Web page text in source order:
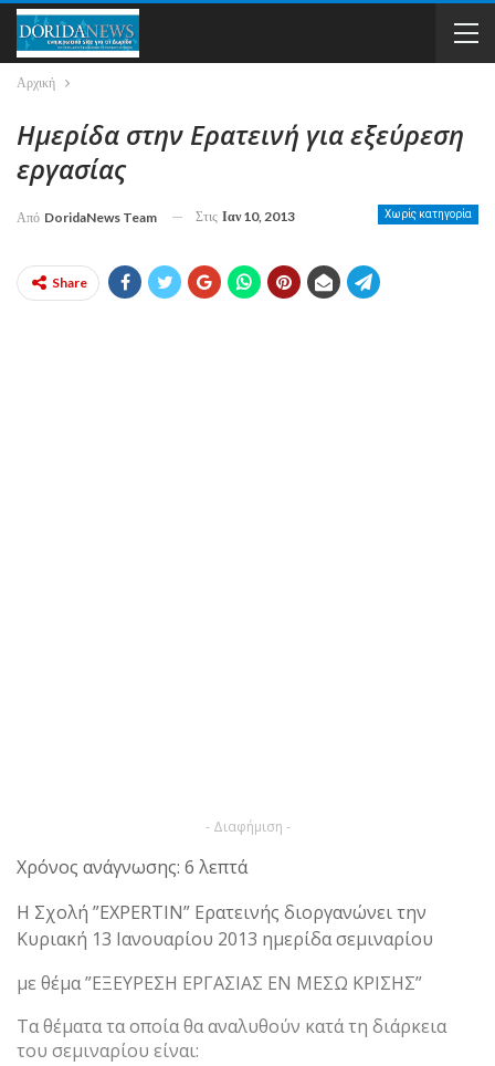
Αρχική
Ημερίδα στην Ερατεινή για εξεύρεση
εργασίας
Χωρίς κατηγορία
Από DoridaNews Team Στις Ιαν 10, 2013
Share
- Διαφήμιση -
Χρόνος ανάγνωσης: 6 λεπτά
Η Σχολή ”ΕΧPΕRΤΙΝ” Ερατεινής διοργανώνει την
Κυριακή 13 Ιανουαρίου 2013 ημερίδα σεμιναρίου
με θέμα ”ΕΞΕΥΡΕΣΗ ΕΡΓΑΣΙΑΣ EN ΜΕΣΩ ΚΡΙΣΗΣ”
Τα θέματα τα οποία θα αναλυθούν κατά τη διάρκεια
του σεμιναρίου είναι: